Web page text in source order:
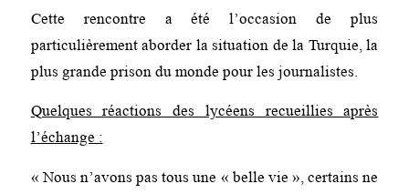
Cette rencontre a été l’occasion de plus
particulièrement aborder la situation de la Turquie, la
plus grande prison du monde pour les journalistes.
Quelques réactions des lycéens recueillies après
l’échange :
« Nous n’avons pas tous une « belle vie », certains ne